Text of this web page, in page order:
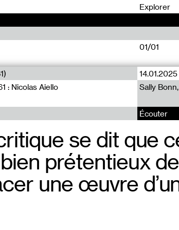
Explorer
01/01
14.01.2025
: Nicolas Aiello
Sally
Écouter
se dit que
prétentieux
une œuvre